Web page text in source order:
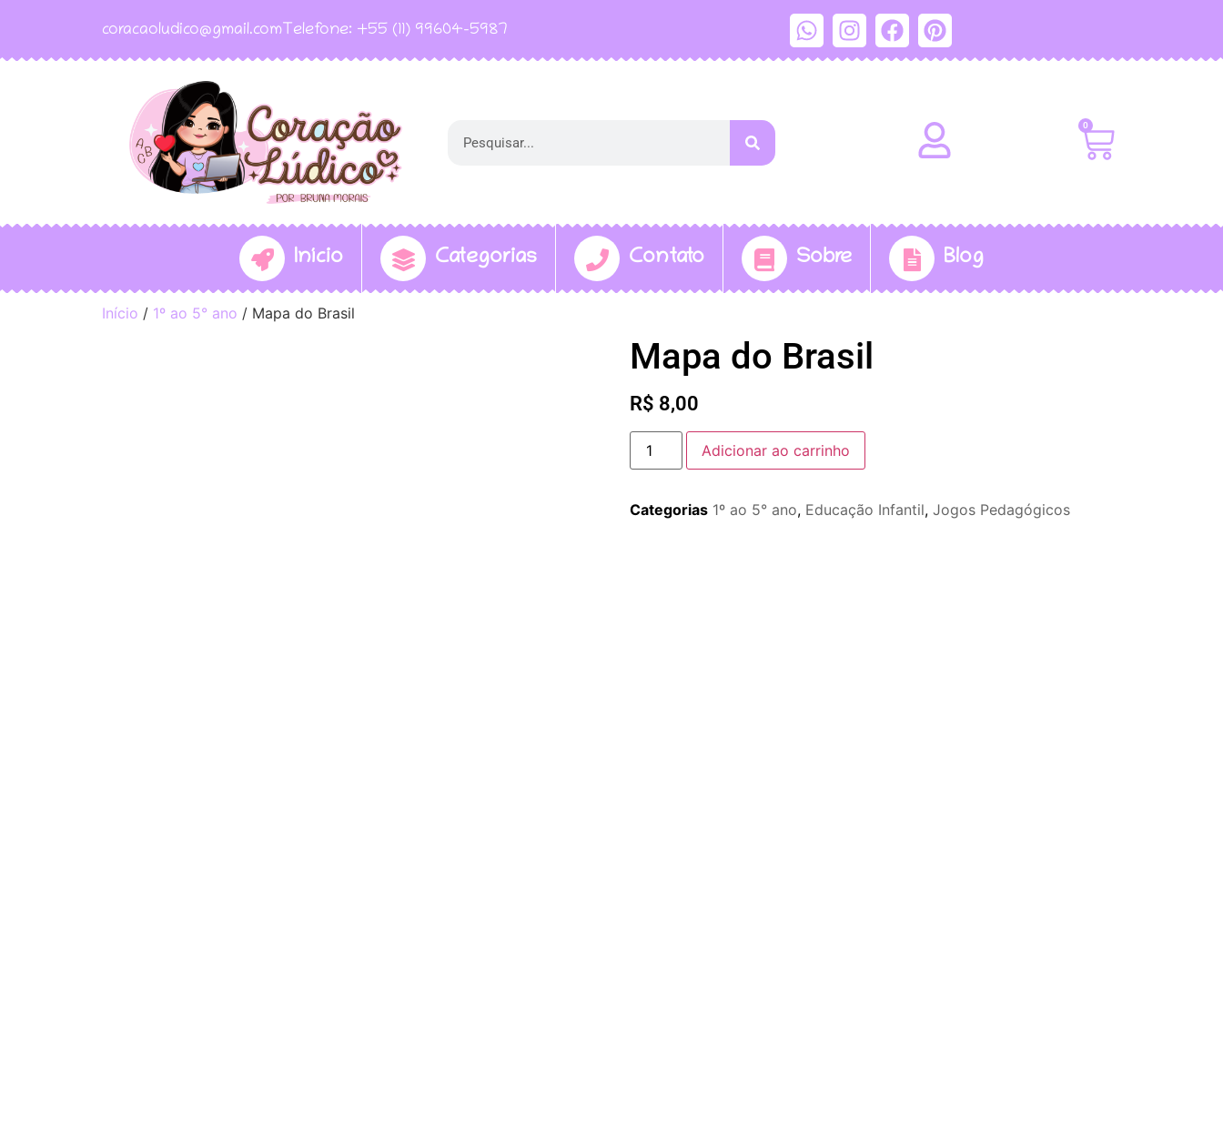
coracaoludico@gmail.com Telefone: +55 (11) 99604-5987
0
Início Categorias Contato Sobre Blog
Início / 1º ao 5° ano / Mapa do Brasil
Mapa do Brasil
R$ 8,00
Adicionar ao carrinho
Categorias 1º ao 5° ano, Educação Infantil, Jogos Pedagógicos